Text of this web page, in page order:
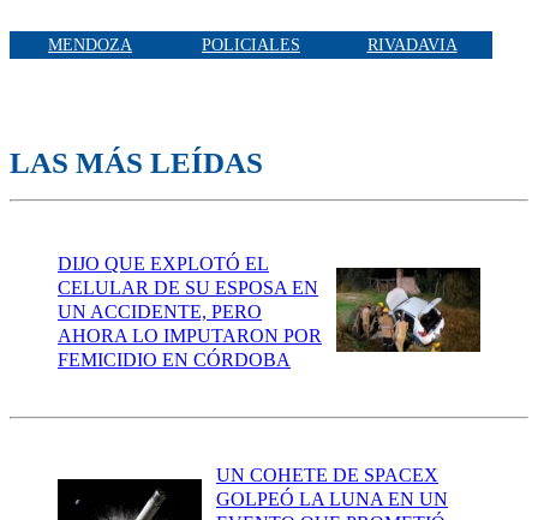
MENDOZA POLICIALES RIVADAVIA
LAS MÁS LEÍDAS
DIJO QUE EXPLOTÓ EL
CELULAR DE SU ESPOSA EN
UN ACCIDENTE, PERO
AHORA LO IMPUTARON POR
FEMICIDIO EN CÓRDOBA
UN COHETE DE SPACEX
GOLPEÓ LA LUNA EN UN